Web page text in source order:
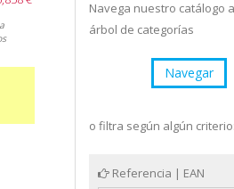
Navega nuestro catálogo
árbol de categorías
Navegar
o filtra según algún criterio:
Referencia | EAN